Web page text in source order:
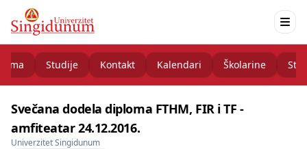
Studije Kontakt Kalendari Školarine
Svečana dodela diploma FTHM, FIR i TF -
amfiteatar 24.12.2016.
Univerzitet Singidunum